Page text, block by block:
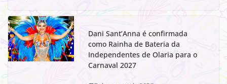
Dani Sant’Anna é confirmada
como Rainha de Bateria da
Independentes de Olaria para o
Carnaval 2027